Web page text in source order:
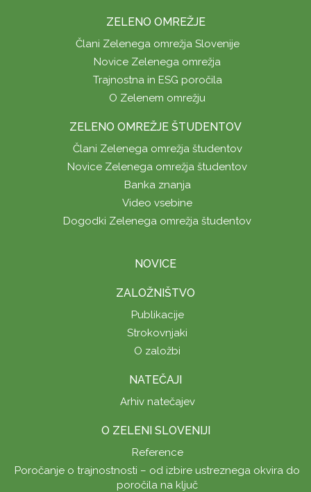
ZELENO OMREŽJE
Člani Zelenega omrežja Slovenije
Novice Zelenega omrežja
Trajnostna in ESG poročila
O Zelenem omrežju
ZELENO OMREŽJE ŠTUDENTOV
Člani Zelenega omrežja študentov
Novice Zelenega omrežja študentov
Banka znanja
Video vsebine
Dogodki Zelenega omrežja študentov
NOVICE
ZALOŽNIŠTVO
Publikacije
Strokovnjaki
O založbi
NATEČAJI
Arhiv natečajev
O ZELENI SLOVENIJI
Reference
Poročanje o trajnostnosti – od izbire ustreznega okvira do
poročila na ključ